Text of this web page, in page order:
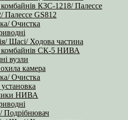
КЗС-1218/ Палессе
Палессе GS812
Очистка
Шасі/ Ходова частина
комбайнів СК-5 НИВА
вузли
камера
Очистка
НИВА
Подрібнювач